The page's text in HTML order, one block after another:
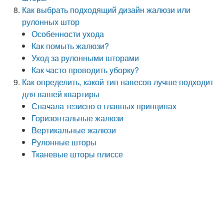
Как выбрать подходящий дизайн жалюзи или
рулонных штор
Особенности ухода
Как помыть жалюзи?
Уход за рулонными шторами
Как часто проводить уборку?
Как определить, какой тип навесов лучше подходит
для вашей квартиры
Сначала тезисно о главных принципах
Горизонтальные жалюзи
Вертикальные жалюзи
Рулонные шторы
Тканевые шторы плиссе